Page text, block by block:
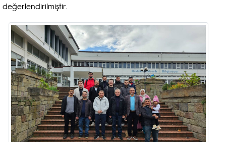
değerlendirilmiştir.